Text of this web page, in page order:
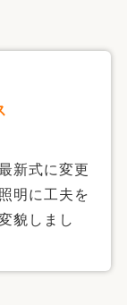
新式に変更
明に工夫を
貌しまし